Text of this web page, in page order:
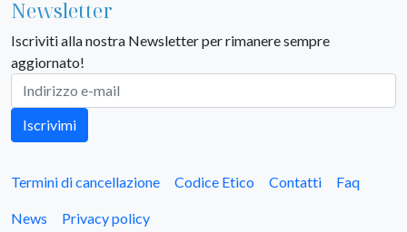
Newsletter
Iscriviti alla nostra Newsletter per rimanere sempre
aggiornato!
Iscrivimi
Termini di cancellazione Codice Etico Contatti Faq
News Privacy policy